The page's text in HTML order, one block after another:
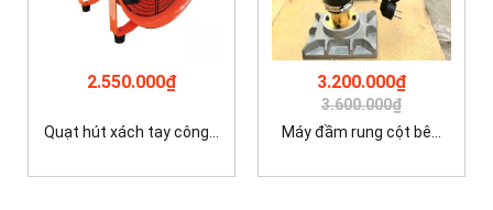
2.550.000₫
Quạt hút xách tay công...
3.200.000₫
3.600.000₫
Máy đầm rung cột bê...